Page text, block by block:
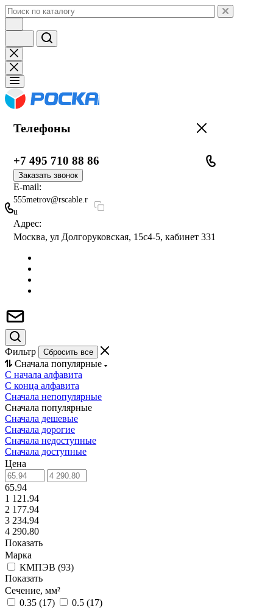
Телефоны
+7 495 710 88 86
Заказать звонок
E-mail:
555metrov@rscable.r
u
Адрес:
Москва, ул Долгоруковская, 15с4-5, кабинет 331
Фильтр Сбросить все
Сначала популярные
С начала алфавита
С конца алфавита
Сначала непопулярные
Сначала популярные
Сначала дешевые
Сначала дорогие
Сначала недоступные
Сначала доступные
Цена
65.94
1 121.94
2 177.94
3 234.94
4 290.80
Показать
Марка
КМПЭВ (93)
Показать
Сечение, мм²
0.35 (17) 0.5 (17)